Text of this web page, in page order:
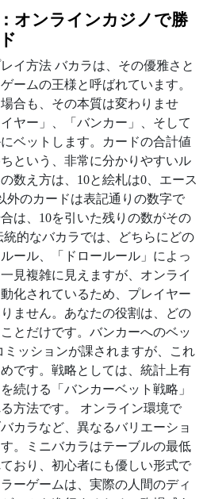
オンラインカジノで勝
イ方法 バカラは、その優雅さと
ームの王様と呼ばれています。
合も、その本質は変わりませ
ヤー」、「バンカー」、そして
ベットします。カードの合計値
という、非常に分かりやすいル
数え方は、10と絵札は0、エース
外のカードは表記通りの数字で
は、10を引いた残りの数がその
的なバカラでは、どちらにどの
ール、「ドロールール」によっ
見複雑に見えますが、オンライ
化されているため、プレイヤー
ません。あなたの役割は、どの
とだけです。バンカーへのベッ
ミッションが課されますが、これ
です。戦略としては、統計上有
続ける「バンカーベット戦略」
方法です。 オンライン環境で
カラなど、異なるバリエーショ
。ミニバカラはテーブルの最低
おり、初心者にも優しい形式で
ーゲームは、実際の人間のディ